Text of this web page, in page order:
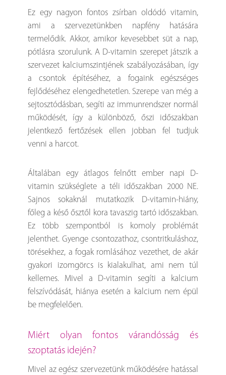
Ez egy nagyon fontos zsírban oldódó vitamin,
ami a szervezetünkben napfény hatására
termelődik. Akkor, amikor kevesebbet süt a nap,
pótlásra szorulunk. A D-vitamin szerepet játszik a
szervezet kalciumszintjének szabályozásában, így
a csontok építéséhez, a fogaink egészséges
fejlődéséhez elengedhetetlen. Szerepe van még a
sejtosztódásban, segíti az immunrendszer normál
működését, így a különböző, őszi időszakban
jelentkező fertőzések ellen jobban fel tudjuk
venni a harcot.
Általában egy átlagos felnőtt ember napi D-
vitamin szükséglete a téli időszakban 2000 NE.
Sajnos sokaknál mutatkozik D-vitamin-hiány,
főleg a késő ősztől kora tavaszig tartó időszakban.
Ez több szempontból is komoly problémát
jelenthet. Gyenge csontozathoz, csontritkuláshoz,
törésekhez, a fogak romlásához vezethet, de akár
gyakori izomgörcs is kialakulhat, ami nem túl
kellemes. Mivel a D-vitamin segíti a kalcium
felszívódását, hiánya esetén a kalcium nem épül
be megfelelően.
Miért olyan fontos várandósság és
szoptatás idején?
Mivel az egész szervezetünk működésére hatással